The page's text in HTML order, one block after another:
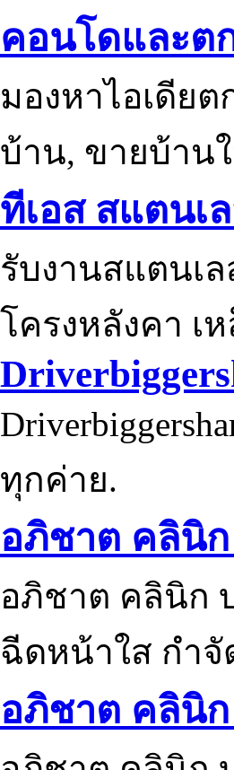
คอนโดและต
มองหาไอเดีย
บ้าน, ขายบ้าน
ทีเอส สแตนเ
รับงานสแตนเ
โครงหลังคา เ
ทุกค่าย.
อภิชาต คลินิ
อภิชาต คลินิก
ฉีดหน้าใส กำจั
อภิชาต คลินิ